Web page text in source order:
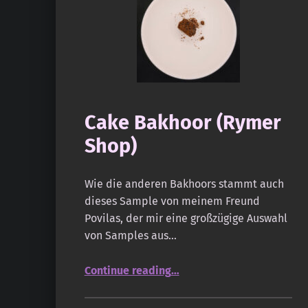
Cake Bakhoor (Rymer
Shop)
Wie die anderen Bakhoors stammt auch
dieses Sample von meinem Freund
Povilas, der mir eine großzügige Auswahl
von Samples aus…
Continue reading…